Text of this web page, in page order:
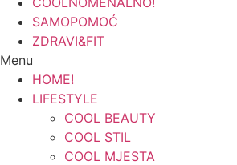
SAMOPOMOĆ
ZDRAVI&FIT
Menu
HOME!
LIFESTYLE
COOL BEAUTY
COOL STIL
COOL MJESTA